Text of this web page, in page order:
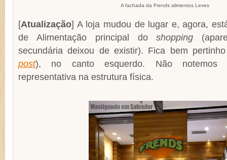
A fachada da Frends alimentos Leves
[Atualização] A loja mudou de lugar e, agora,
de Alimentação principal doshopping
secundária deixou de existir). Fica bem
post), no canto esquerdo. Não notemos
representativa na estrutura física.